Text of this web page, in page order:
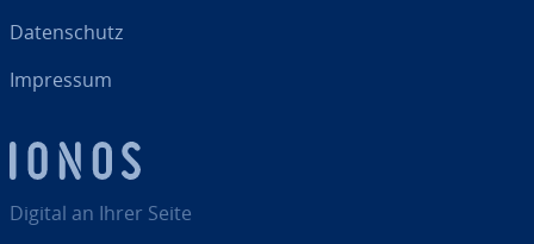
Digital an Ihrer Seite
Da­ten­schutz
Impressum